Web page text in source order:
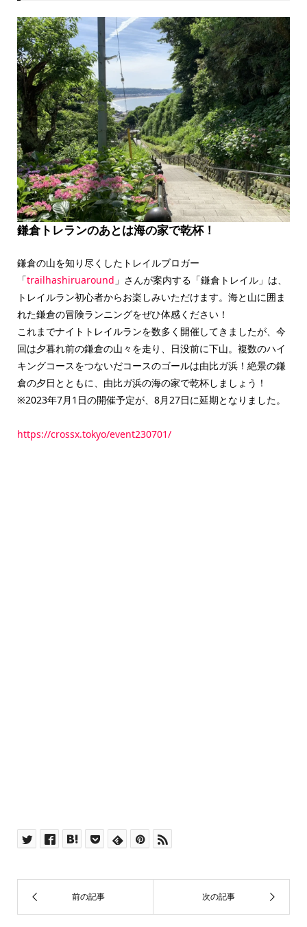
鎌倉トレランのあとは海の家で乾杯！
鎌倉の山を知り尽くしたトレイルブロガー
「trailhashiruaround 」さんが案内する「鎌倉トレイル」は、
トレイルラン初心者からお楽しみいただけます。海と山に囲ま
れた鎌倉の冒険ランニングをぜひ体感ください！
これまでナイトトレイルランを数多く開催してきましたが、今
回は夕暮れ前の鎌倉の山々を走り、日没前に下山。複数のハイ
キングコースをつないだコースのゴールは由比ガ浜！絶景の鎌
倉の夕日とともに、由比ガ浜の海の家で乾杯しましょう！
※2023年7月1日の開催予定が、8月27日に延期となりました。
https://crossx.tokyo/event230701/